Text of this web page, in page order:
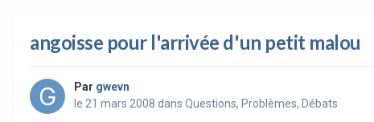
angoisse pour l'arrivée d'un petit malou
Par gwevn
le 21 mars 2008 dans Questions, Problèmes, Débats